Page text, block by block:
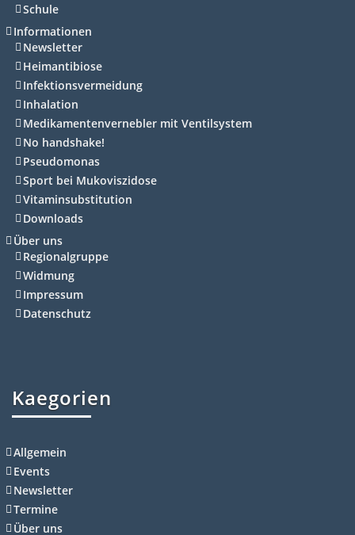
Schule
Informationen
Newsletter
Heimantibiose
Infektionsvermeidung
Inhalation
Medikamentenvernebler mit Ventilsystem
No handshake!
Pseudomonas
Sport bei Mukoviszidose
Vitaminsubstitution
Downloads
Über uns
Regionalgruppe
Widmung
Impressum
Datenschutz
Kaegorien
Allgemein
Events
Newsletter
Termine
Über uns